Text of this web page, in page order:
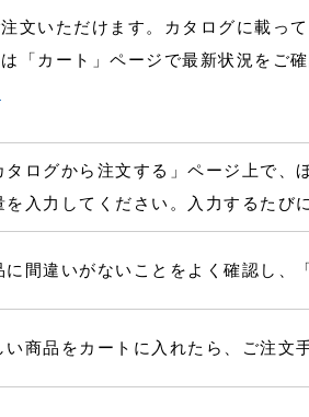
文いただけます。カタログに載っ
「カート」ページで最新状況をご確
タログから注文する」ページ上で、
を入力してください。入力するたび
に間違いがないことをよく確認し、
い商品をカートに入れたら、ご注文